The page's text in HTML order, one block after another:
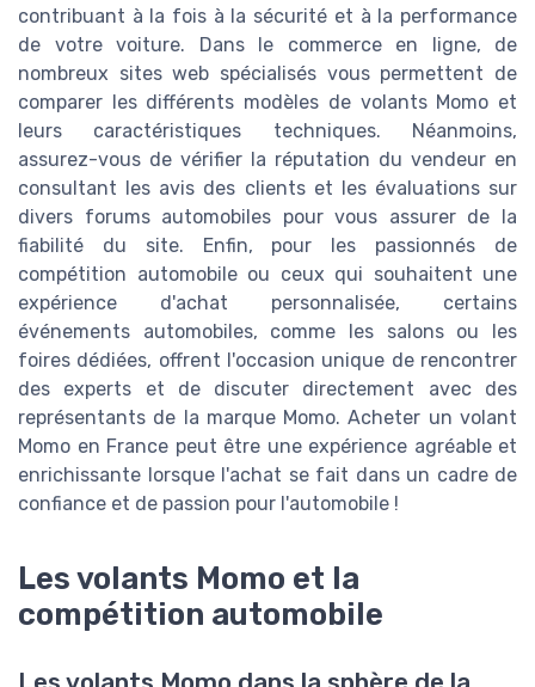
contribuant à la fois à la sécurité et à la performance
de votre voiture. Dans le commerce en ligne, de
nombreux sites web spécialisés vous permettent de
comparer les différents modèles de volants Momo et
leurs caractéristiques techniques. Néanmoins,
assurez-vous de vérifier la réputation du vendeur en
consultant les avis des clients et les évaluations sur
divers forums automobiles pour vous assurer de la
fiabilité du site. Enfin, pour les passionnés de
compétition automobile ou ceux qui souhaitent une
expérience d'achat personnalisée, certains
événements automobiles, comme les salons ou les
foires dédiées, offrent l'occasion unique de rencontrer
des experts et de discuter directement avec des
représentants de la marque Momo. Acheter un volant
Momo en France peut être une expérience agréable et
enrichissante lorsque l'achat se fait dans un cadre de
confiance et de passion pour l'automobile !
Les volants Momo et la
compétition automobile